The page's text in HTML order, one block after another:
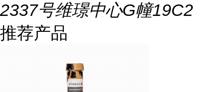
2337号维璟中心G幢19C2
推荐产品